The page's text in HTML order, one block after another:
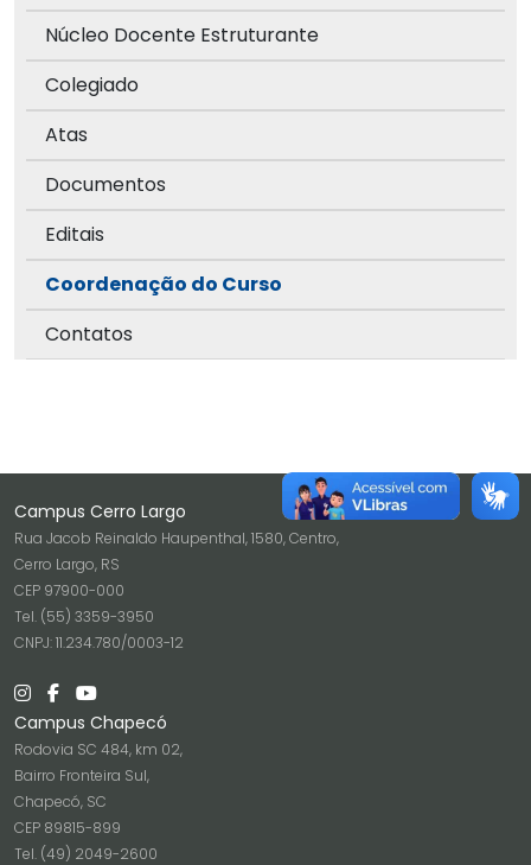
Núcleo Docente Estruturante
Colegiado
Atas
Documentos
Editais
Coordenação do Curso
Contatos
Campus Cerro Largo
Rua Jacob Reinaldo Haupenthal, 1580, Centro,
Cerro Largo, RS
CEP 97900-000
Tel. (55) 3359-3950
CNPJ: 11.234.780/0003-12
Campus Chapecó
Rodovia SC 484, km 02,
Bairro Fronteira Sul,
Chapecó, SC
CEP 89815-899
Tel. (49) 2049-2600